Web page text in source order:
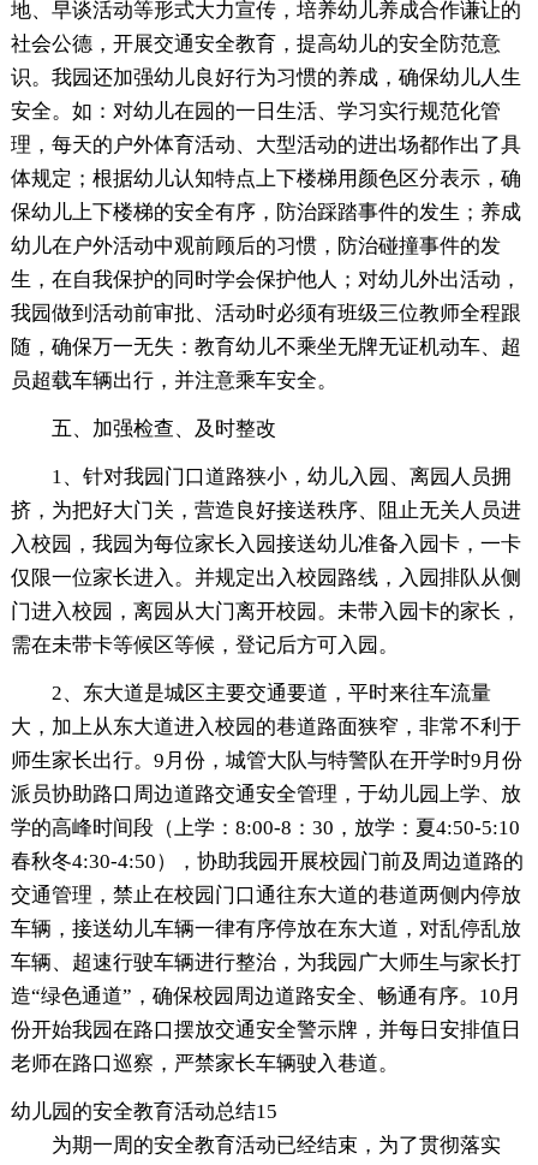
地、早谈活动等形式大力宣传，培养幼儿养成合作谦让的
社会公德，开展交通安全教育，提高幼儿的安全防范意
识。我园还加强幼儿良好行为习惯的养成，确保幼儿人生
安全。如：对幼儿在园的一日生活、学习实行规范化管
理，每天的户外体育活动、大型活动的进出场都作出了具
体规定；根据幼儿认知特点上下楼梯用颜色区分表示，确
保幼儿上下楼梯的安全有序，防治踩踏事件的发生；养成
幼儿在户外活动中观前顾后的习惯，防治碰撞事件的发
生，在自我保护的同时学会保护他人；对幼儿外出活动，
我园做到活动前审批、活动时必须有班级三位教师全程跟
随，确保万一无失：教育幼儿不乘坐无牌无证机动车、超
员超载车辆出行，并注意乘车安全。
五、加强检查、及时整改
1、针对我园门口道路狭小，幼儿入园、离园人员拥
挤，为把好大门关，营造良好接送秩序、阻止无关人员进
入校园，我园为每位家长入园接送幼儿准备入园卡，一卡
仅限一位家长进入。并规定出入校园路线，入园排队从侧
门进入校园，离园从大门离开校园。未带入园卡的家长，
需在未带卡等候区等候，登记后方可入园。
2、东大道是城区主要交通要道，平时来往车流量
大，加上从东大道进入校园的巷道路面狭窄，非常不利于
师生家长出行。9月份，城管大队与特警队在开学时9月份
派员协助路口周边道路交通安全管理，于幼儿园上学、放
学的高峰时间段（上学：8:00-8：30，放学：夏4:50-5:10
春秋冬4:30-4:50），协助我园开展校园门前及周边道路的
交通管理，禁止在校园门口通往东大道的巷道两侧内停放
车辆，接送幼儿车辆一律有序停放在东大道，对乱停乱放
车辆、超速行驶车辆进行整治，为我园广大师生与家长打
造“绿色通道”，确保校园周边道路安全、畅通有序。10月
份开始我园在路口摆放交通安全警示牌，并每日安排值日
老师在路口巡察，严禁家长车辆驶入巷道。
幼儿园的安全教育活动总结15
为期一周的安全教育活动已经结束，为了贯彻落实